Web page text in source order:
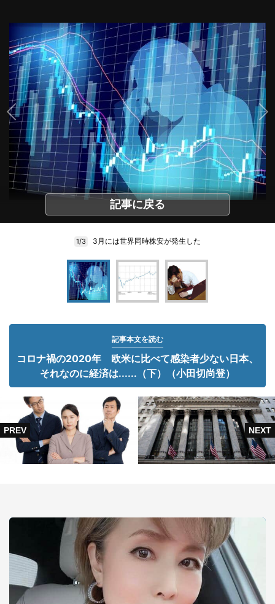
記事に戻る
1/3 3月には世界同時株安が発生した
記事本文を読む
コロナ禍の2020年 欧米に比べて感染者少ない日本、
それなのに経済は......（下）（小田切尚登）